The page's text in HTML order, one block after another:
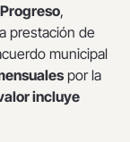
,
prestación de
municipal
por la
incluye